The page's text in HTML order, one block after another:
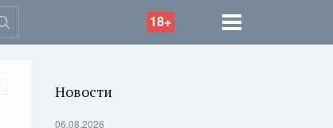
18+
Новости
06.08.2026